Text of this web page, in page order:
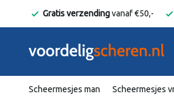
Gratis verzendingvanaf €50,-
Scheermesjes man Scheermesjes